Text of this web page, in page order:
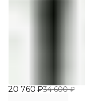
20 760 ₽34 600 ₽